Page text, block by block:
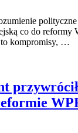
co do reformy
kompromisy, …